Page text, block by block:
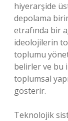
hiyerarşide
depolama
etrafında bir
ideolojilerin
toplumu
belirler ve bu
toplumsal
gösterir.
Teknolojik